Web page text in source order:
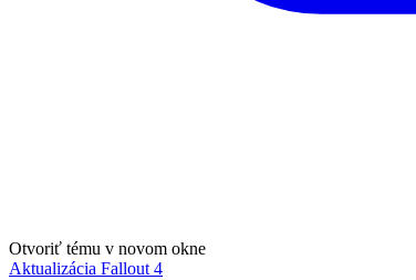
Otvoriť tému v novom okne
Aktualizácia Fallout 4